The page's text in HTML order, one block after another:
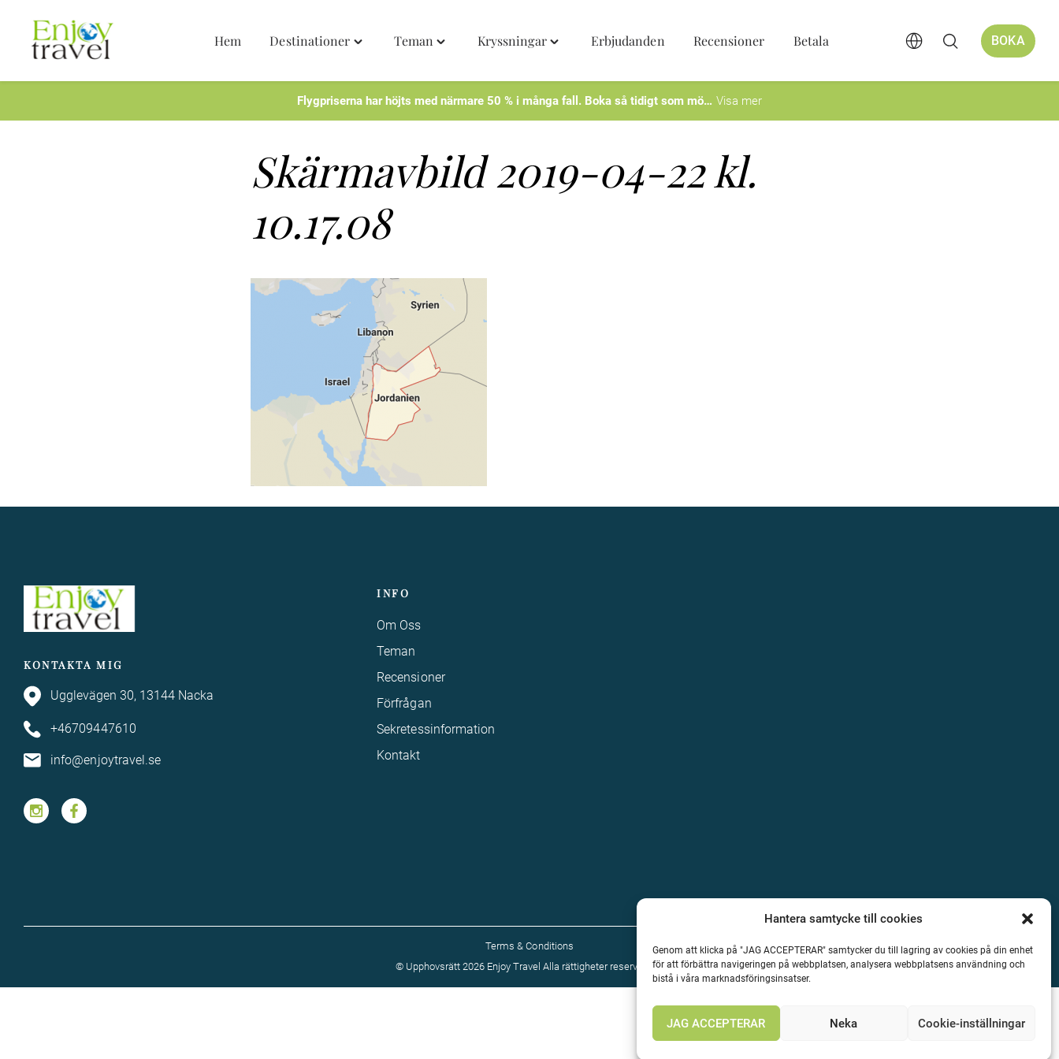
Hantera samtycke till cookies
Genom att klicka på "JAG ACCEPTERAR" samtycker du till lagring av cookies på din enhet
för att förbättra navigeringen på webbplatsen, analysera webbplatsens användning och
bistå i våra marknadsföringsinsatser.
JAG ACCEPTERAR Neka Cookie-inställningar
Hoppa
Hem Destinationer Teman
Toggle
Kryssningar Erbjudanden Recensioner Betala BOKA
Flygpriserna har höjts med närmare 50 % i många fall. Boka så tidigt som mö Visa mer
Skärmavbild 2019-04-22 kl.
10.17.08
KONTAKTA MIG
Ugglevägen 30, 13144 Nacka
+46709447610
info@enjoytravel.se
INFO
Om Oss
Teman
Recensioner
Förfrågan
Sekretessinformation
Kontakt
Terms & Conditions
© Upphovsrätt 2026 Enjoy Travel Alla rättigheter reserverade